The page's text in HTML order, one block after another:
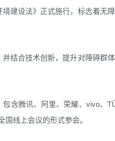
建设法》正式施行，标志着无
结合技术创新，提升对障碍群
含腾讯、阿里、荣耀、vivo、
线上会议的形式参会。